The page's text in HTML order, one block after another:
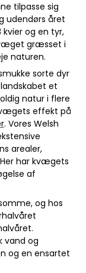
tilpasse sig
udendørs året
kvier og en tyr,
græsset i
naturen.
sorte dyr
et
natur i flere
effekt på
. Vores Welsh
arealer,
har kvægets
af
og hos
vand og
og en ensartet